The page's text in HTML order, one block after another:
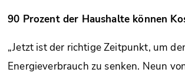
90 Prozent der Haushalte können
„Jetzt ist der richtige Zeitpunkt, um
Energieverbrauch zu senken. Neun